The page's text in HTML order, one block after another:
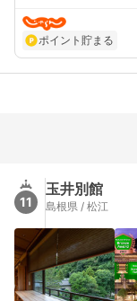
ポイント貯まる
11
玉井別館
島根県 / 松江